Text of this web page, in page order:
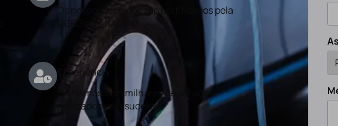
Os nossos técnicos são certificados pela
DGEG e a ANACOM
Experiência
Contamos com milhares de serviços
realizados com sucesso.